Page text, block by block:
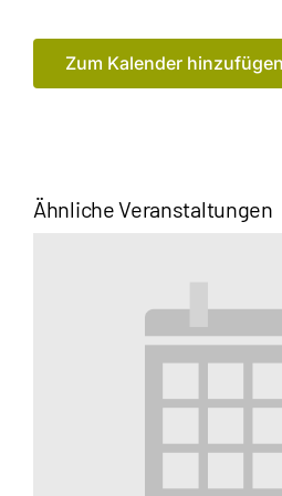
Zum Kalender hinzufügen
Ähnliche Veranstaltungen